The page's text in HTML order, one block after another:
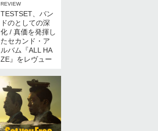
REVIEW
TESTSET、バン
ドのとしての深
化 / 真価を発揮し
たセカンド・ア
ルバム『ALL HA
ZE』をレヴュー